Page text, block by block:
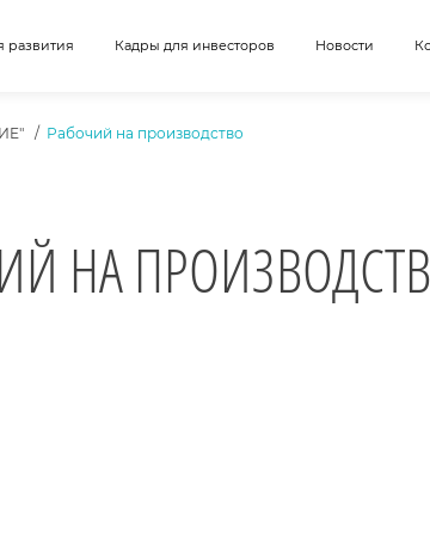
развития Кадры для инвесторов Новости
Рабочий на производство
НА